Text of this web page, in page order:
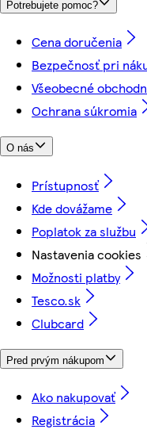
Potrebujete pomoc?
Cena doručenia
Bezpečnosť pri
Všeobecné
Ochrana súkromia
O nás
Prístupnosť
Kde dovážame
Poplatok za službu
Nastavenia cookies
Možnosti platby
Tesco.sk
Clubcard
Pred prvým nákupom
Ako nakupovať
Registrácia